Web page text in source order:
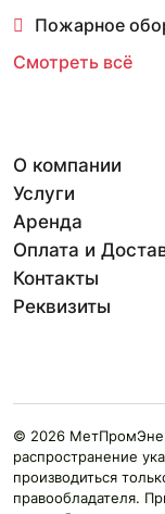
Пожарное
Смотреть всё
О компании
Услуги
Аренда
Оплата и
Контакты
Реквизиты
© 2026
распространение
производиться
правообладателя.